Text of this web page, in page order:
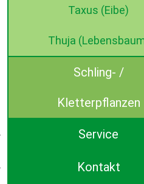
Taxus (Eibe)
Thuja
Schling- /
Kletterpflanzen
Service
Kontakt